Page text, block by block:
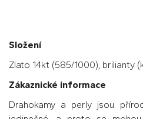
Složení
Zlato 14kt (585/1000), brilianty
Zákaznické informace
Drahokamy a perly jsou